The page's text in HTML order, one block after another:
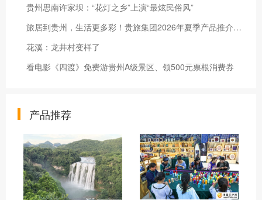
贵州思南许家坝：“花灯之乡”上演“最炫民俗风”
旅居到贵州，生活更多彩！贵旅集团2026年夏季产品推介会在沪举行
花溪：龙井村变样了
看电影《四渡》免费游贵州A级景区、领500元票根消费券
产品推荐